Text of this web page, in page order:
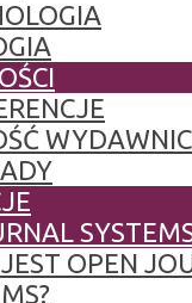
OPEN